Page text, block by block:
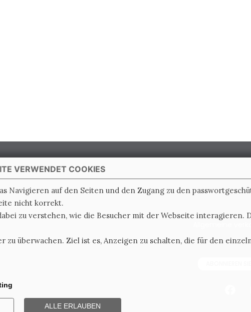
VERWENDET COOKIES
Navigieren auf den Seiten und den Zugang zu den
nicht korrekt.
zu verstehen, wie die Besucher mit der Webseite interagieren.
zu überwachen. Ziel ist es, Anzeigen zu schalten, die für den
ALLE ERLAUBEN